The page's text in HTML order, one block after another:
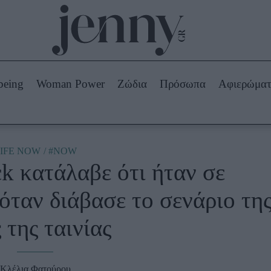
Beauty -
Ομορφιά
Skincare
Μακιγιάζ
Ζώδια
Woman Power Ζώδια Πρόσωπα
NOW #NOW
ότι ήταν σε
διάβασε το σενάριο
ταινίας
Κλέλια Φατούρου